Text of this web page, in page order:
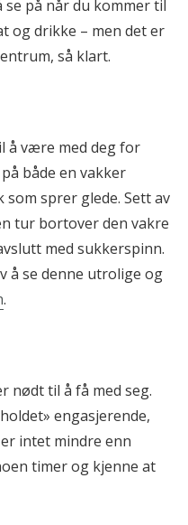
på når du kommer til
og drikke – men det er
så klart.
å være med deg for
både en vakker
sprer glede. Sett av
tur bortover den vakre
med sukkerspinn.
å se denne utrolige og
.
nødt til å få med seg.
engasjerende,
intet mindre enn
timer og kjenne at